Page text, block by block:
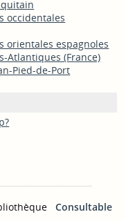
occidentales
orientales espagnoles
Atlantiques (France)
Pied-de-Port
Consultable